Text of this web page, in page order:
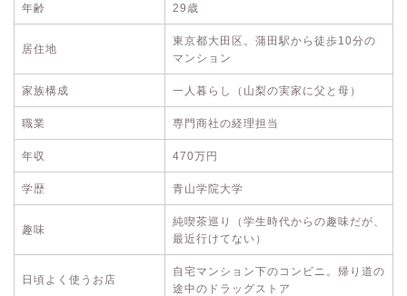
年齢 29歳
居住地
東京都大田区。蒲田駅から徒歩10分の
マンション
家族構成 一人暮らし（山梨の実家に父と母）
職業 専門商社の経理担当
年収 470万円
学歴 青山学院大学
趣味
純喫茶巡り（学生時代からの趣味だが、
最近行けてない）
日頃よく使うお店
自宅マンション下のコンビニ。帰り道の
途中のドラッグストア